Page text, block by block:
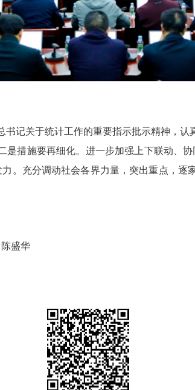
关于统计工作的重要指示批示精神，认
是措施要再细化。进一步加强上下联动、
。充分调动社会各界力量，突出重点，逐
盛华